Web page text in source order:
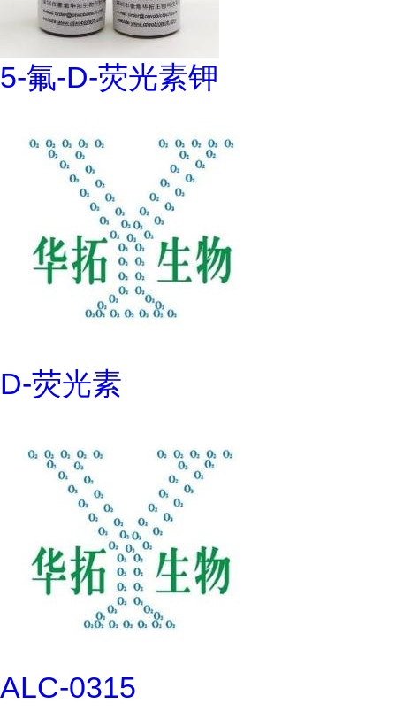
5-氟-D-荧光素钾
D-荧光素
ALC-0315